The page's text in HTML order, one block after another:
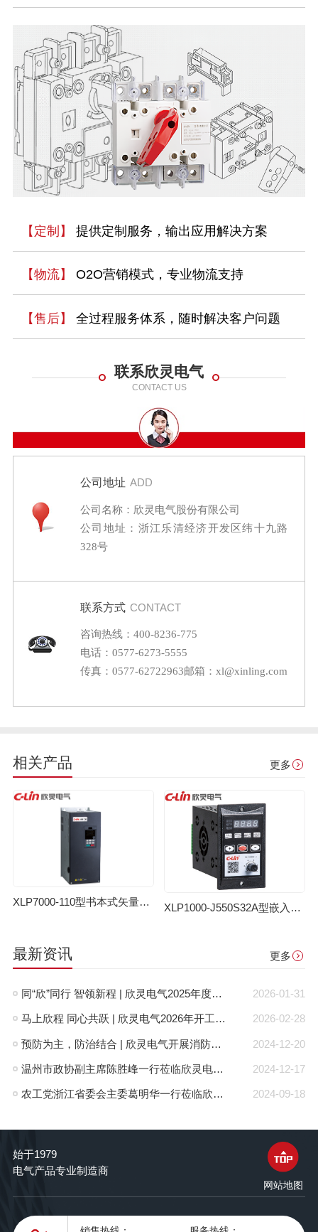
【定制】 提供定制服务，输出应用解决方案
【物流】 O2O营销模式，专业物流支持
【售后】 全过程服务体系，随时解决客户问题
联系欣灵电气
CONTACT US
公司地址 ADD
公司名称：欣灵电气股份有限公司
公司地址：浙江乐清经济开发区纬十九路
328号
联系方式 CONTACT
咨询热线：400-8236-775
电话：0577-6273-5555
传真：0577-62722963邮箱：xl@xinling.com
相关产品 更多
XLP7000-110型书本式矢量变频器 XLP1000-J550S32A型嵌入式变频器
最新资讯 更多
2026-01-31
同“欣”同行 智领新程 | 欣灵电气2025年度表彰总结大会暨新年酒会成功举办！
2026-02-28
马上欣程 同心共跃 | 欣灵电气2026年开工大吉！
2024-12-20
预防为主，防治结合 | 欣灵电气开展消防应急预案演练活动
2024-12-17
温州市政协副主席陈胜峰一行莅临欣灵电气调研指导
2024-09-18
农工党浙江省委会主委葛明华一行莅临欣灵电气考察调研
始于1979
电气产品专业制造商
网站地图